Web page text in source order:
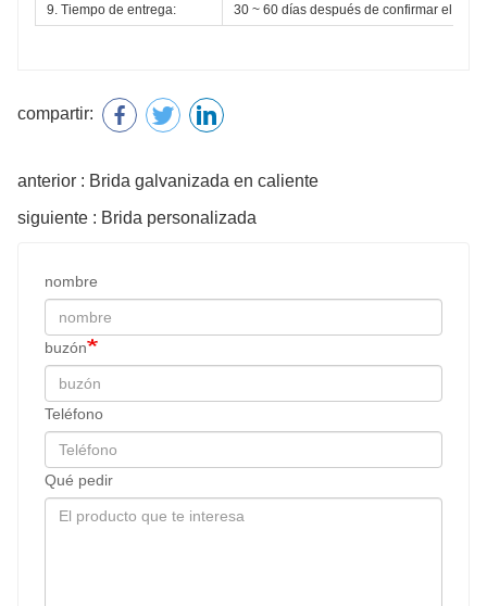
9. Tiempo de entrega:
30 ~ 60 días después de confirmar el
compartir:
anterior : Brida galvanizada en caliente
siguiente : Brida personalizada
nombre
buzón
Teléfono
Qué pedir